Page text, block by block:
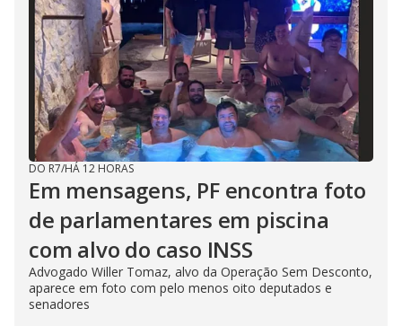
DO R7/HÁ 12 HORAS
Em mensagens, PF encontra foto
de parlamentares em piscina
com alvo do caso INSS
Advogado Willer Tomaz, alvo da Operação Sem Desconto,
aparece em foto com pelo menos oito deputados e
senadores